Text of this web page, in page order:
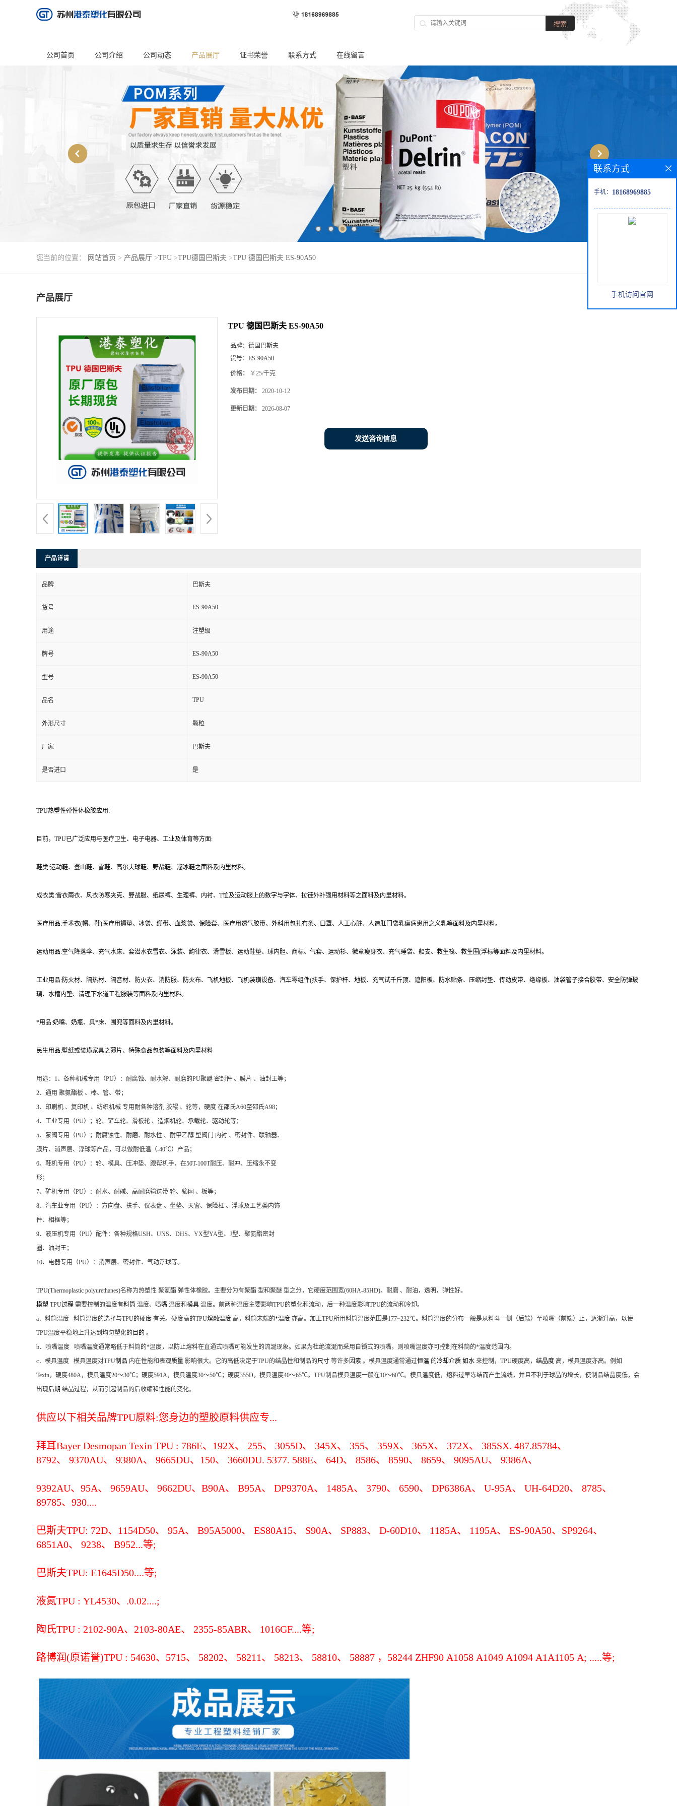
公司首页 公司介绍 公司动态 产品展厅 证书荣誉 联系方式 在线留言
您当前的位置： 网站首页 > 产品展厅 >TPU >TPU德国巴斯夫 >TPU 德国巴斯夫 ES-90A50
产品展厅
TPU 德国巴斯夫 ES-90A50
品牌： 德国巴斯夫
货号： ES-90A50
价格： ￥25/千克
发布日期： 2020-10-12
更新日期： 2026-08-07
发送咨询信息
产品详请
品牌 巴斯夫
货号 ES-90A50
用途 注塑级
牌号 ES-90A50
型号 ES-90A50
品名 TPU
外形尺寸 颗粒
厂家 巴斯夫
是否进口 是
TPU热塑性弹性体橡胶应用:
目前，TPU已广泛应用与医疗卫生、电子电器、工业及体育等方面:
鞋类:运动鞋、登山鞋、雪鞋、高尔夫球鞋、野战鞋、溜冰鞋之面料及内里材料。
成衣类:雪衣兩衣、风衣防寒夹克、野战服、纸尿裤、生理裤、内衬、T恤及运动服上的数字与字体、拉链外补强用材料等之面料及内里材料。
医疗用品:手术衣(帽、鞋)医疗用褥垫、冰袋、绷带、血浆袋、保险套、医疗用透气胶带、外科用包扎布条、口罩、人工心脏、人造肛门袋乳瘟病患用之义乳等面料及内里材料。
运动用品:空气降落伞、充气水床、套潜水衣雪衣、泳装、韵律衣、滑雪板、运动鞋垫、球内胆、商标、气套、运动衫、徽章瘦身衣、充气睡袋、船支、救生筏、救生圈(浮标等面料及内里材料。
工业用品:防火材、隔热材、隔音材、防火衣、消防服、防火布、飞机地板、飞机装璜设备、汽车零组件(扶手、保护杆、地板、充气试千斤顶、遮阳板、防水贴条、压缩封垫、传动皮带、绝缘板、油袋管子接合胶带、安全防弹玻
璃、水槽内垫、清理下水道工程服装等面料及内里材料。
*用品:奶嘴、奶瓶、具*床、围兜等面料及内里材料。
民生用品:壁纸或装璜家具之薄片、特殊食品包装等面料及内里材料
用途：1、各种机械专用（PU）：耐腐蚀、耐水解、耐磨的PU聚醚 密封件 、膜片 、油封王等；
2、通用 聚氨酯板 、棒、管、带；
3、印刷机 、复印机 、纺织机械 专用耐各种溶剂 胶辊 、轮等，硬度 在邵氏A60至邵氏A98；
4、工业专用（PU）；轮、铲车轮、滑板轮 、造烟机轮、承载轮、驱动轮等；
5、泵阀专用（PU）；耐腐蚀性、耐磨、耐水性 、耐甲乙醇 型阀门 内衬 、密封件、联轴器、
膜片、消声层、浮球等产品，可以做耐低温（-40℃）产品；
6、鞋机专用（PU）：轮、模具、压冲垫、跟帮机手，在50T-100T耐压、耐冲、压缩永不变
形；
7、矿机专用（PU）：耐水、耐碱、高耐磨输送带 轮、筛网 、板等；
8、汽车业专用（PU）：方向盘、扶手、仪表盘 、坐垫、天窗、保险杠 、浮球及工艺类内饰
件、相框等；
9、液压机专用（PU）配件：各种规格USH、UNS、DHS、YX型YA型、J型、聚氨酯密封
圈、油封王；
10、电器专用（PU）：消声层、密封件、气动浮球等。
TPU(Thermoplastic polyurethanes)名称为热塑性 聚氨酯 弹性体橡胶。主要分为有聚酯 型和聚醚 型之分，它硬度范围宽(60HA-85HD)、 耐磨 、耐油，透明， 弹性好。
模塑 TPU过程 需要控制的温度有料筒 温度、 喷嘴 温度和模具 温度。前两种温度主要影响TPU的塑化和流动，后一种温度影响TPU的流动和冷却。
a．料筒温度 料筒温度的选择与TPU的硬度 有关。硬度高的TPU熔融温度 高，料筒末端的*温度 亦高。加工TPU所用料筒温度范围是177~232℃。料筒温度的分布一般是从料斗一侧（后端）至喷嘴（前端）止，逐渐升高，以使
TPU温度平稳地上升达到均匀塑化的 目的 。
b．喷嘴温度 喷嘴温度通常略低于料筒的*温度，以防止熔料在直通式喷嘴可能发生的流涎现象。如果为杜绝流涎而采用自锁式的喷嘴，则喷嘴温度亦可控制在料筒的*温度范围内。
c．模具温度 模具温度对TPU制品 内在性能和表观质量 影响很大。它的高低决定于TPU的结晶性和制品的尺寸 等许多因素 。模具温度通常通过恒温 的冷却介质 如水 来控制，TPU硬度高， 结晶度 高，模具温度亦高。例如
Texin，硬度480A，模具温度20～30℃；硬度591A，模具温度30～50℃；硬度355D，模具温度40～65℃。TPU制品模具温度一般在10～60℃。模具温度低，熔料过早冻结而产生流线，并且不利于球晶的增长，使制品结晶度低，会
出现后期 结晶过程，从而引起制品的后收缩和性能的变化。
供应以下相关品牌TPU原料:您身边的塑胶原料供应专...
拜耳Bayer Desmopan Texin TPU : 786E、192X、 255、 3055D、 345X、 355、 359X、 365X、 372X、 385SX. 487.85784、
8792、 9370AU、 9380A、 9665DU、150、 3660DU. 5377. 588E、 64D、 8586、 8590、 8659、 9095AU、 9386A、
9392AU、95A、 9659AU、 9662DU、B90A、 B95A、 DP9370A、 1485A、 3790、 6590、 DP6386A、 U-95A、 UH-64D20、 8785、
89785、930....
巴斯夫TPU: 72D、1154D50、 95A、 B95A5000、 ES80A15、 S90A、 SP883、 D-60D10、 1185A、 1195A、 ES-90A50、SP9264、
6851A0、 9238、 B952...等;
巴斯夫TPU: E1645D50....等;
液氮TPU : YL4530、.0.02....;
陶氏TPU : 2102-90A、2103-80AE、 2355-85ABR、 1016GF....等;
路博润(原诺誉)TPU : 54630、5715、 58202、 58211、 58213、 58810、 58887 ，58244 ZHF90 A1058 A1049 A1094 A1A1105 A; .....等;
联系方式
手机： 18168969885
手机访问官网